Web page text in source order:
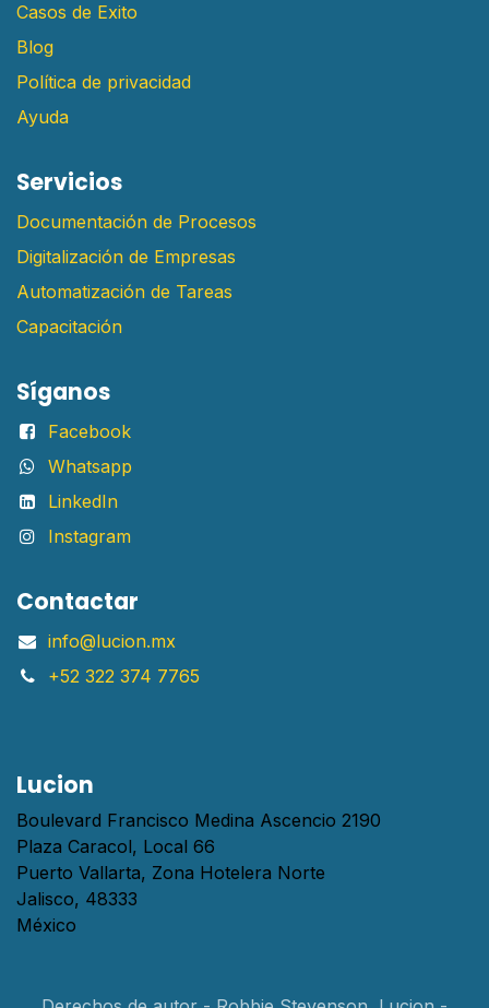
Casos de Exito
Blog
Política de privacidad
Ayuda
Servicios
Documentación de Procesos
Digitalización de Empresas
Automatización de Tareas
Capacitación
Síganos
Facebook
Whatsapp
LinkedIn
Instagram
Contactar
info@lucion.mx
+52 322 374 7765
Lucion
Boulevard Francisco Medina Ascencio 2190
Plaza Caracol, Local 66
Puerto Vallarta, Zona Hotelera Norte
Jalisco, 48333
México